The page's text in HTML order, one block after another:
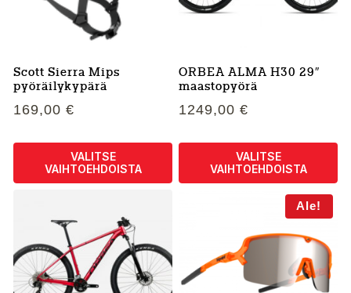
sivulla.
tehdä
sivulla.
Scott Sierra Mips
pyöräilykypärä
169,00 €
VALITSE
VAIHTOEHDOISTA
useampi
muunnelma.
ORBEA ALMA H30 29″
maastopyörä
1249,00 €
VALITSE
VAIHTOEHDOISTA
useampi
muunnelma.
Ale!